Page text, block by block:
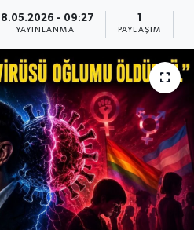
18.05.2026 - 09:27
YAYINLANMA PAYLAŞIM